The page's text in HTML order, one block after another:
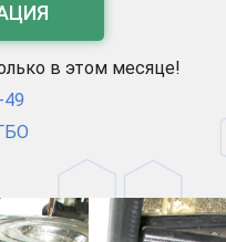
в этом месяце!